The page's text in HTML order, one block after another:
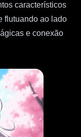
característicos
flutuando ao lado
e conexão